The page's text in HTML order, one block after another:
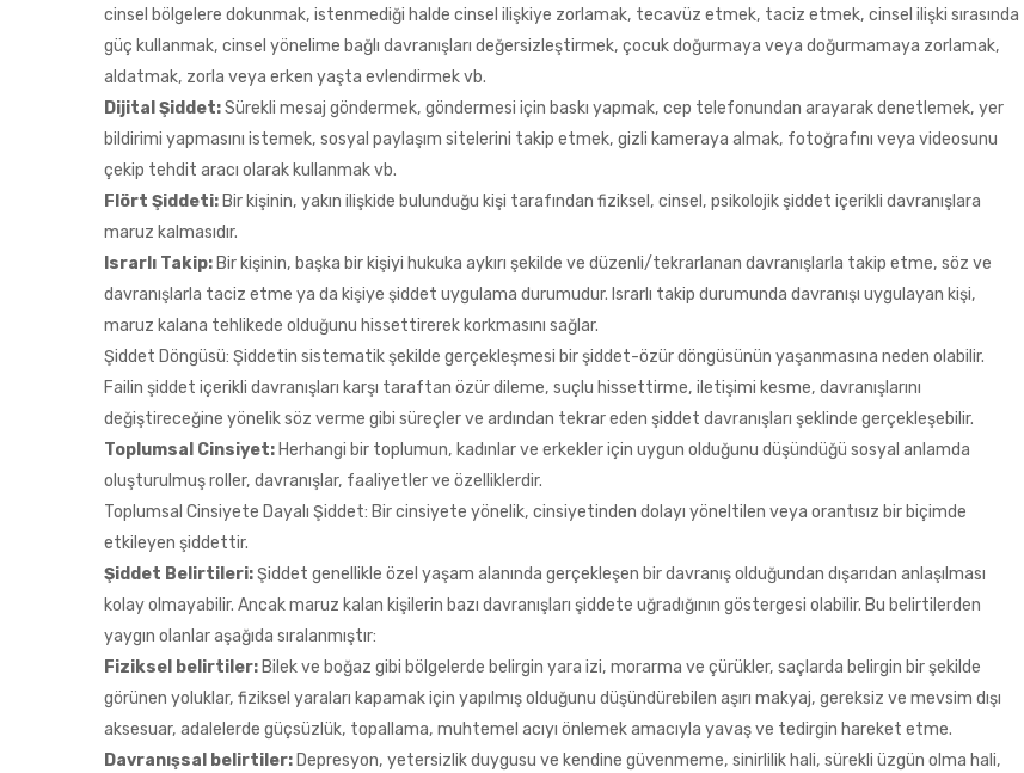
cinsel bölgelere dokunmak, istenmediği halde cinsel ilişkiye zorlamak, tecavüz etmek, taciz etmek, cinsel ilişki sırasında
güç kullanmak, cinsel yönelime bağlı davranışları değersizleştirmek, çocuk doğurmaya veya doğurmamaya zorlamak,
aldatmak, zorla veya erken yaşta evlendirmek vb.
Dijital Şiddet:Sürekli mesaj göndermek, göndermesi için baskı yapmak, cep telefonundan arayarak denetlemek, yer
bildirimi yapmasını istemek, sosyal paylaşım sitelerini takip etmek, gizli kameraya almak, fotoğrafını veya videosunu
çekip tehdit aracı olarak kullanmak vb.
Flört Şiddeti: Bir kişinin, yakın ilişkide bulunduğu kişi tarafından fiziksel, cinsel, psikolojik şiddet içerikli davranışlara
maruz kalmasıdır.
Israrlı Takip: Bir kişinin, başka bir kişiyi hukuka aykırı şekilde ve düzenli/tekrarlanan davranışlarla takip etme, söz ve
davranışlarla taciz etme ya da kişiye şiddet uygulama durumudur. Israrlı takip durumunda davranışı uygulayan kişi,
maruz kalana tehlikede olduğunu hissettirerek korkmasını sağlar.
Şiddet Döngüsü: Şiddetin sistematik şekilde gerçekleşmesi bir şiddet-özür döngüsünün yaşanmasına neden olabilir.
Failin şiddet içerikli davranışları karşı taraftan özür dileme, suçlu hissettirme, iletişimi kesme, davranışlarını
değiştireceğine yönelik söz verme gibi süreçler ve ardından tekrar eden şiddet davranışları şeklinde gerçekleşebilir.
Toplumsal Cinsiyet: Herhangi bir toplumun, kadınlar ve erkekler için uygun olduğunu düşündüğü sosyal anlamda
oluşturulmuş roller, davranışlar, faaliyetler ve özelliklerdir.
Toplumsal Cinsiyete Dayalı Şiddet: Bir cinsiyete yönelik, cinsiyetinden dolayı yöneltilen veya orantısız bir biçimde
etkileyen şiddettir.
Şiddet Belirtileri:Şiddet genellikle özel yaşam alanında gerçekleşen bir davranış olduğundan dışarıdan anlaşılması
kolay olmayabilir. Ancak maruz kalan kişilerin bazı davranışları şiddete uğradığının göstergesi olabilir. Bu belirtilerden
yaygın olanlar aşağıda sıralanmıştır:
Fiziksel belirtiler: Bilek ve boğaz gibi bölgelerde belirgin yara izi, morarma ve çürükler, saçlarda belirgin bir şekilde
görünen yoluklar, fiziksel yaraları kapamak için yapılmış olduğunu düşündürebilen aşırı makyaj, gereksiz ve mevsim dışı
aksesuar, adalelerde güçsüzlük, topallama, muhtemel acıyı önlemek amacıyla yavaş ve tedirgin hareket etme.
Davranışsal belirtiler: Depresyon, yetersizlik duygusu ve kendine güvenmeme, sinirlilik hali, sürekli üzgün olma hali,